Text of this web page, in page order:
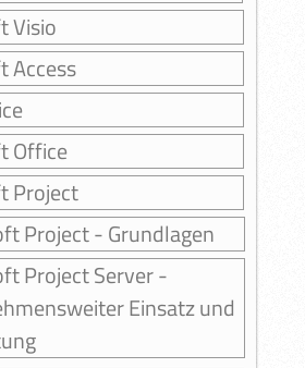
Visio
Access
Office
Project
Project - Grundlagen
Project Server -
Einsatz und